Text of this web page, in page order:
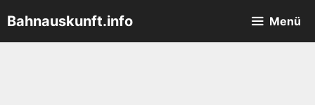
Inhalt
springen
Bahnauskunft.info Menü